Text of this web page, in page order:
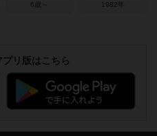
6歳～ 1982年
リ版はこちら